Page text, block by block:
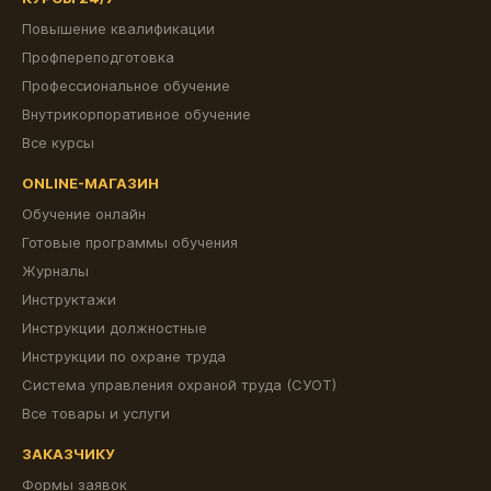
Повышение квалификации
Профпереподготовка
Профессиональное обучение
Внутрикорпоративное обучение
Все курсы
ONLINE-МАГАЗИН
Обучение онлайн
Готовые программы обучения
Журналы
Инструктажи
Инструкции должностные
Инструкции по охране труда
Система управления охраной труда (СУОТ)
Все товары и услуги
ЗАКАЗЧИКУ
Формы заявок